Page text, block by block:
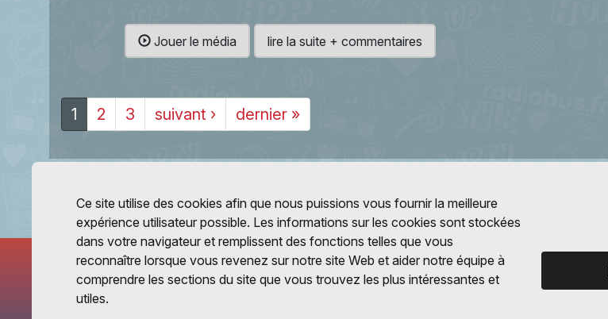
Jouer le média lire la suite + commentaires
1 2 3 suivant › dernier »
Ce site utilise des cookies afin que nous puissions vous fournir la meilleure
expérience utilisateur possible. Les informations sur les cookies sont stockées
dans votre navigateur et remplissent des fonctions telles que vous
reconnaître lorsque vous revenez sur notre site Web et aider notre équipe à
comprendre les sections du site que vous trouvez les plus intéressantes et
utiles.